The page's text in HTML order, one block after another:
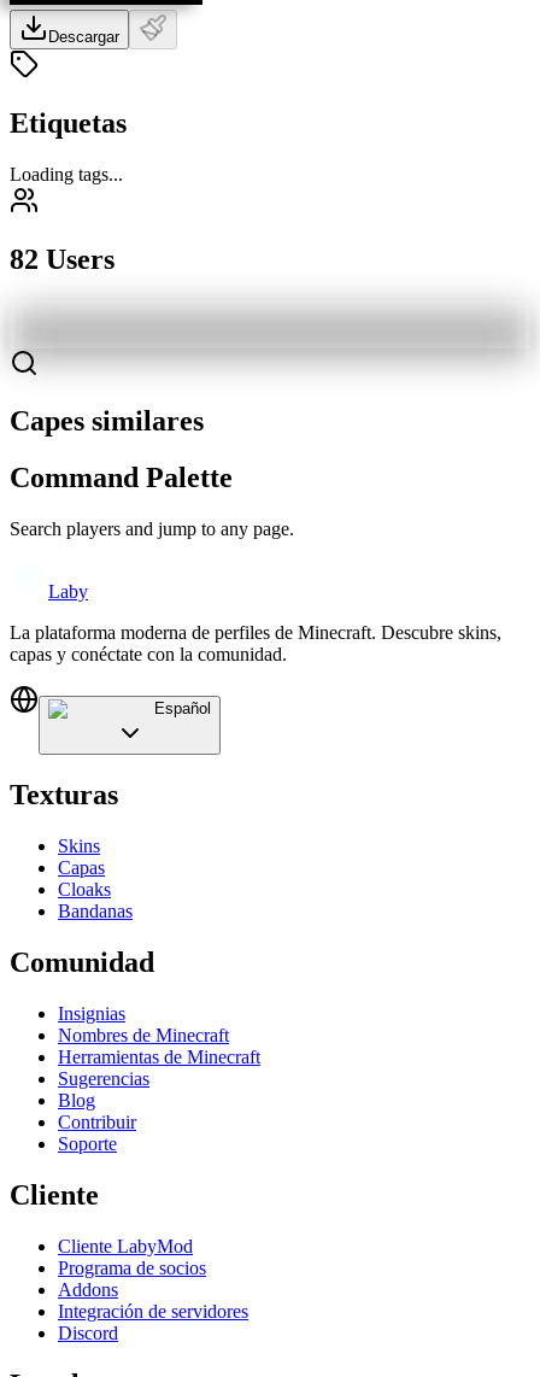
Descargar
Etiquetas
Loading tags...
82 Users
Capes similares
Command Palette
Search players and jump to any page.
Laby
La plataforma moderna de perfiles de Minecraft. Descubre skins,
capas y conéctate con la comunidad.
Español
Texturas
Skins
Capas
Cloaks
Bandanas
Comunidad
Insignias
Nombres de Minecraft
Herramientas de Minecraft
Sugerencias
Blog
Contribuir
Soporte
Cliente
Cliente LabyMod
Programa de socios
Addons
Integración de servidores
Discord